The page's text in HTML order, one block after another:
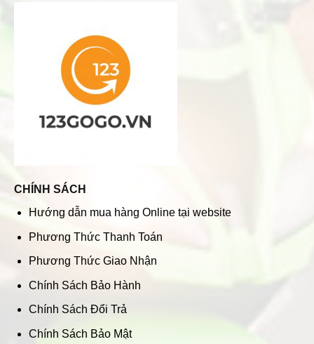
CHÍNH SÁCH
Hướng dẫn mua hàng Online tại website
Phương Thức Thanh Toán
Phương Thức Giao Nhận
Chính Sách Bảo Hành
Chính Sách Đổi Trả
Chính Sách Bảo Mật